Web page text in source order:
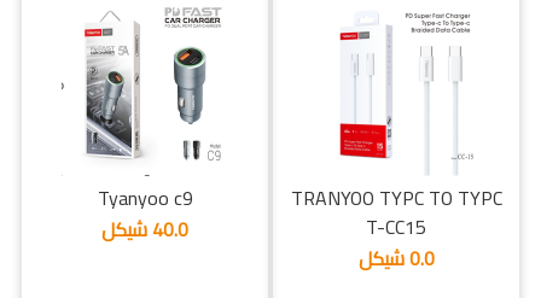
TRANYOO TYPC TO TYPC
T-CC15
0.0 شيكل
Tyanyoo c9
40.0 شيكل